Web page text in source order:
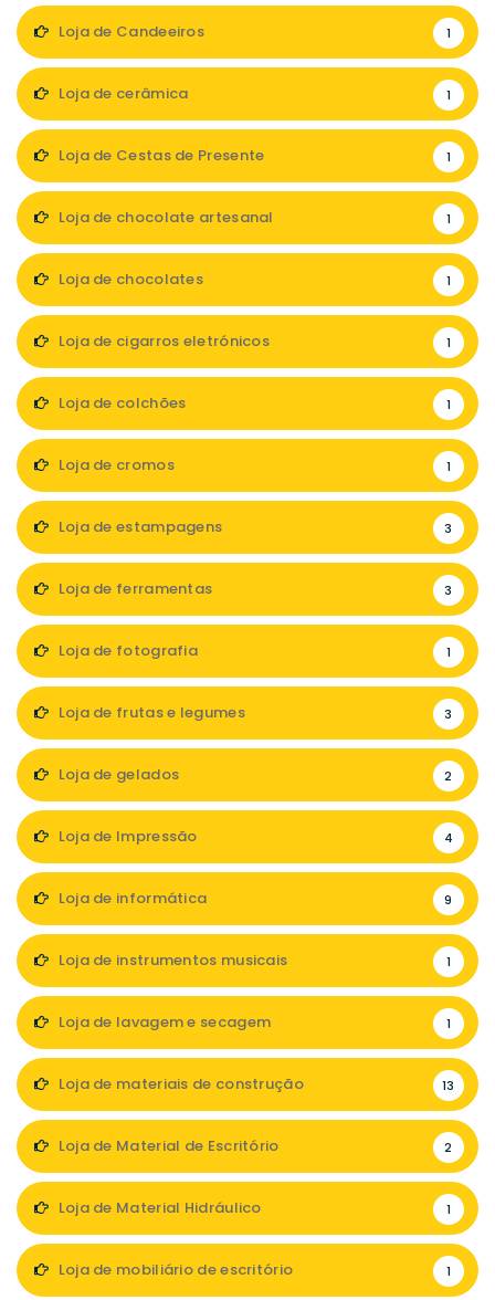
Loja de Candeeiros 1
Loja de cerâmica 1
Loja de Cestas de Presente 1
Loja de chocolate artesanal 1
Loja de chocolates 1
Loja de cigarros eletrónicos 1
Loja de colchões 1
Loja de cromos 1
Loja de estampagens 3
Loja de ferramentas 3
Loja de fotografia 1
Loja de frutas e legumes 3
Loja de gelados 2
Loja de Impressão 4
Loja de informática 9
Loja de instrumentos musicais 1
Loja de lavagem e secagem 1
Loja de materiais de construção 13
Loja de Material de Escritório 2
Loja de Material Hidráulico 1
Loja de mobiliário de escritório 1